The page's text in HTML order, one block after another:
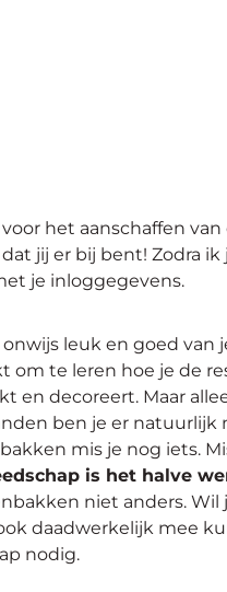
het aanschaffen
jij er bij bent! Zodra ik
je inloggegevens.
leuk en goed van
om te leren hoe je de
en decoreert. Maar
ben je er natuurlijk
mis je nog iets.
is het halve
niet anders. Wil
daadwerkelijk mee
nodig.